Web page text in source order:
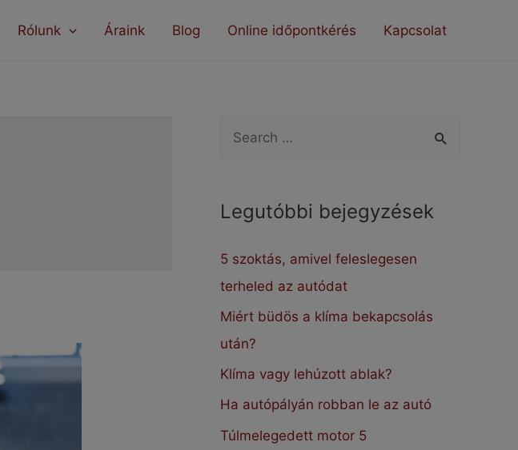
Rólunk Áraink Blog Online időpontkérés Kapcsolat
h
f
o
r
:
Legutóbbi bejegyzések
5 szoktás, amivel feleslegesen
terheled az autódat
Miért büdös a klíma bekapcsolás
után?
Klíma vagy lehúzott ablak?
Ha autópályán robban le az autó
Túlmelegedett motor 5